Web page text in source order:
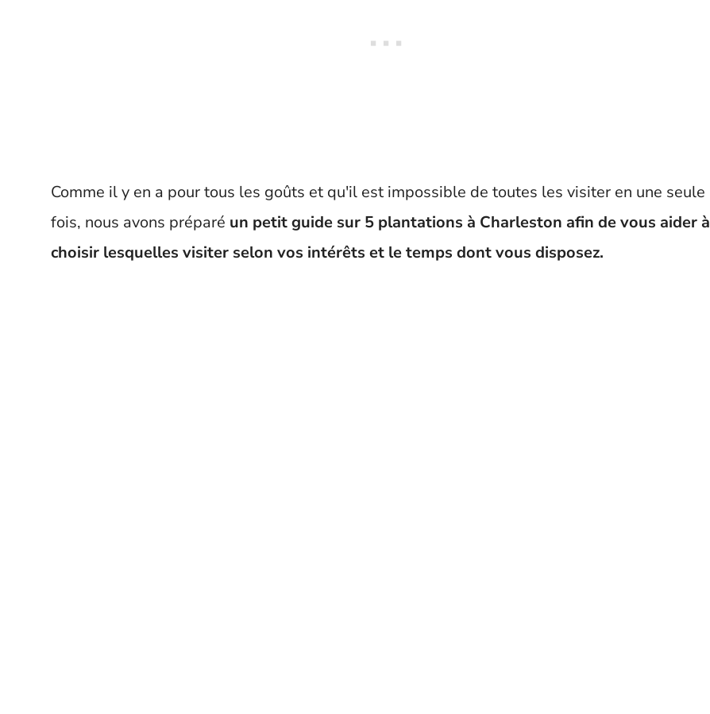
Comme il y en a pour tous les goûts et qu'il est impossible de toutes les visiter en une seule
fois, nous avons préparé un petit guide sur 5 plantations à Charleston afin de vous aider à
choisir lesquelles visiter selon vos intérêts et le temps dont vous disposez.